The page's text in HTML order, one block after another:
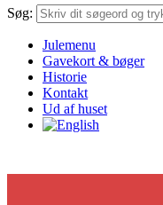
Søg:
Julemenu
Gavekort & bøger
Historie
Kontakt
Ud af huset